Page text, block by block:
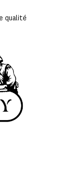
qualité